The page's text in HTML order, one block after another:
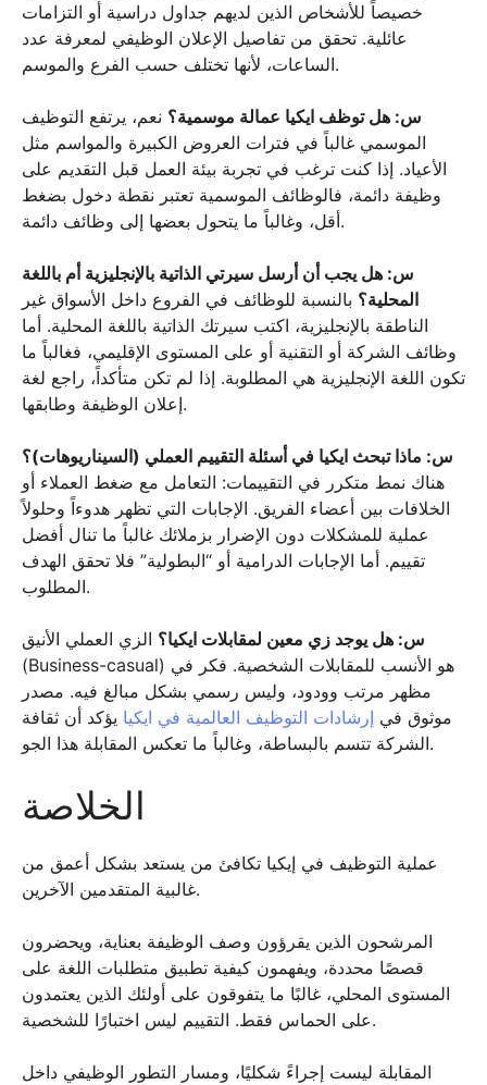
خصيصاً للأشخاص الذين لديهم جداول دراسية أو التزامات
عائلية. تحقق من تفاصيل الإعلان الوظيفي لمعرفة عدد
الساعات، لأنها تختلف حسب الفرع والموسم.
س: هل توظف ايكيا عمالة موسمية؟ نعم، يرتفع التوظيف
الموسمي غالباً في فترات العروض الكبيرة والمواسم مثل
الأعياد. إذا كنت ترغب في تجربة بيئة العمل قبل التقديم على
وظيفة دائمة، فالوظائف الموسمية تعتبر نقطة دخول بضغط
أقل، وغالباً ما يتحول بعضها إلى وظائف دائمة.
س: هل يجب أن أرسل سيرتي الذاتية بالإنجليزية أم باللغة
المحلية؟ بالنسبة للوظائف في الفروع داخل الأسواق غير
الناطقة بالإنجليزية، اكتب سيرتك الذاتية باللغة المحلية. أما
وظائف الشركة أو التقنية أو على المستوى الإقليمي، فغالباً ما
تكون اللغة الإنجليزية هي المطلوبة. إذا لم تكن متأكداً، راجع لغة
إعلان الوظيفة وطابقها.
س: ماذا تبحث ايكيا في أسئلة التقييم العملي (السيناريوهات)؟
هناك نمط متكرر في التقييمات: التعامل مع ضغط العملاء أو
الخلافات بين أعضاء الفريق. الإجابات التي تظهر هدوءاً وحلولاً
عملية للمشكلات دون الإضرار بزملائك غالباً ما تنال أفضل
تقييم. أما الإجابات الدرامية أو “البطولية” فلا تحقق الهدف
المطلوب.
س: هل يوجد زي معين لمقابلات ايكيا؟ الزي العملي الأنيق
(Business-casual) هو الأنسب للمقابلات الشخصية. فكر في
مظهر مرتب وودود، وليس رسمي بشكل مبالغ فيه. مصدر
موثوق في إرشادات التوظيف العالمية في ايكيا يؤكد أن ثقافة
الشركة تتسم بالبساطة، وغالباً ما تعكس المقابلة هذا الجو.
الخلاصة
عملية التوظيف في إيكيا تكافئ من يستعد بشكل أعمق من
غالبية المتقدمين الآخرين.
المرشحون الذين يقرؤون وصف الوظيفة بعناية، ويحضرون
قصصًا محددة، ويفهمون كيفية تطبيق متطلبات اللغة على
المستوى المحلي، غالبًا ما يتفوقون على أولئك الذين يعتمدون
على الحماس فقط. التقييم ليس اختبارًا للشخصية.
المقابلة ليست إجراءً شكليًا، ومسار التطور الوظيفي داخل